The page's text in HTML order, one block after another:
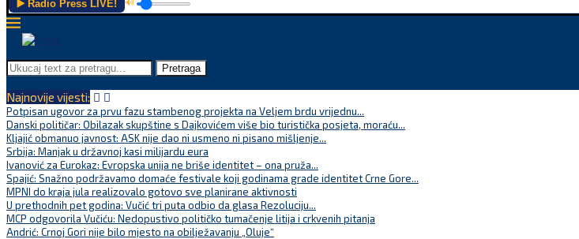
▶️ Radio Press LIVE! 🔊
Pretraga
Najnovije vijesti:
Potpisan ugovor za prvu fazu stambenog projekta na Veljem brdu vrijednu...
Danski političar: Obilazak skupštine s Dajkovićem više bio turistička posjeta, moraću...
Kljajić obmanuo javnost: ASK nije dao ni usmeno ni pisano mišljenje...
Srbija: Manjak u državnoj kasi milijardu eura
Ivanović za Eurokaz: Evropska unija ne briše identitet – ona pruža...
Spajić: Snažno podržavamo domaće festivale koji godinama grade identitet Crne Gore...
MPNI do kraja jula realizovalo gotovo sve planirane aktivnosti
U prethodnih pet godina: Vučić tri puta odbio da glasa Rezoluciju...
MCP odgovorila Vučiću: Nedopustivo političko tumačenje litija i crkvenih pitanja
Andrić: Crnoj Gori nije bilo mjesto na obilježavanju „Oluje“